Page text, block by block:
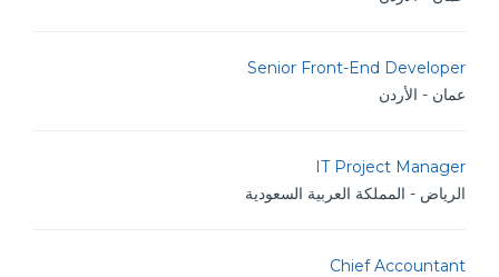
Senior Front-End Developer
عمان - الأردن
IT Project Manager
الرياض - المملكة العربية السعودية
Chief Accountant